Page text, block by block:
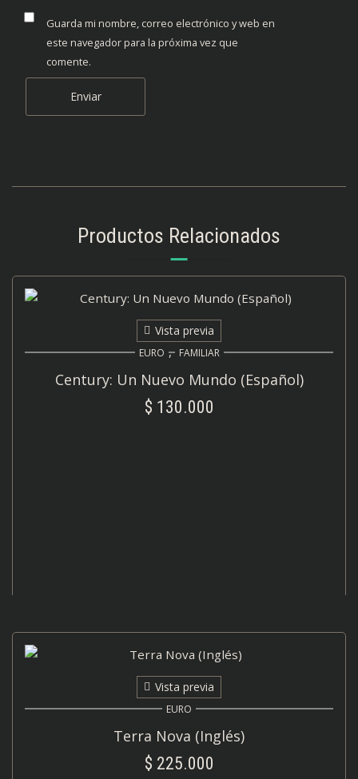
Guarda mi nombre, correo electrónico y web en
este navegador para la próxima vez que
comente.
Productos Relacionados
Vista previa
EURO , FAMILIAR
Century: Un Nuevo Mundo (Español)
$ 130.000
Vista previa
EURO
Terra Nova (Inglés)
$ 225.000